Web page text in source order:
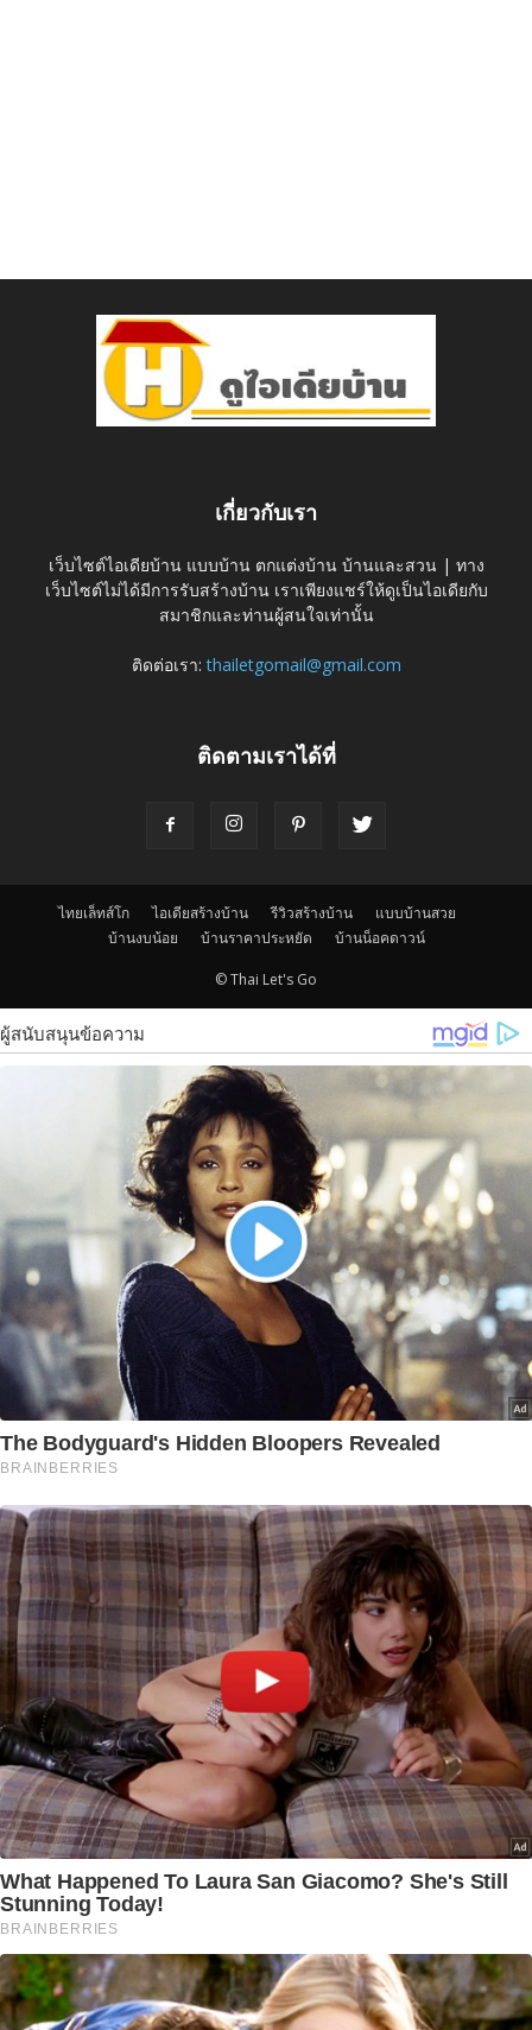
เกี่ยวกับเรา
เว็บไซต์ไอเดียบ้าน แบบบ้าน ตกแต่งบ้าน บ้านและสวน | ทาง
เว็บไซต์ไม่ได้มีการรับสร้างบ้าน เราเพียงแชร์ให้ดูเป็นไอเดียกับ
สมาชิกและท่านผู้สนใจเท่านั้น
ติดต่อเรา:thailetgomail@gmail.com
ติดตามเราได้ที่
ไทยเล็ทส์โก ไอเดียสร้างบ้าน รีวิวสร้างบ้าน
แบบบ้านสวย
บ้านงบน้อย
บ้านราคาประหยัด บ้านน็อคดาวน์
© Thai Let's Go